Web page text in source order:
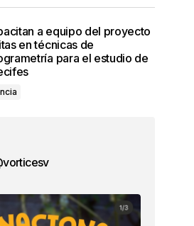
a equipo del proyecto
en técnicas de
para el estudio de